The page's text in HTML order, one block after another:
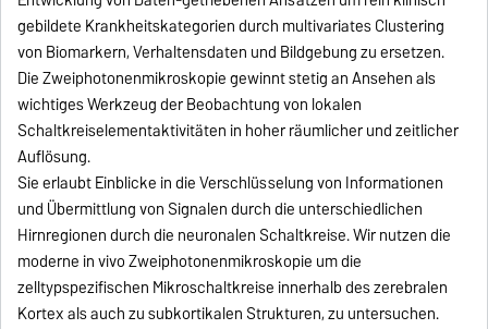
gebildete Krankheitskategorien durch multivariates Clustering
von Biomarkern, Verhaltensdaten und Bildgebung zu ersetzen.
Die Zweiphotonenmikroskopie gewinnt stetig an Ansehen als
wichtiges Werkzeug der Beobachtung von lokalen
Schaltkreiselementaktivitäten in hoher räumlicher und zeitlicher
Auflösung.
Sie erlaubt Einblicke in die Verschlüsselung von Informationen
und Übermittlung von Signalen durch die unterschiedlichen
Hirnregionen durch die neuronalen Schaltkreise. Wir nutzen die
moderne in vivo Zweiphotonenmikroskopie um die
zelltypspezifischen Mikroschaltkreise innerhalb des zerebralen
Kortex als auch zu subkortikalen Strukturen, zu untersuchen.